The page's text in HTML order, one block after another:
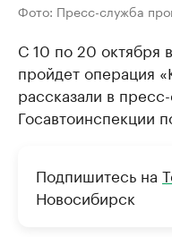
Фото: Пресс-служба
С 10 по 20 октября
пройдет операция
рассказали в
Госавтоинспекции
Подпишитесь на
Новосибирск